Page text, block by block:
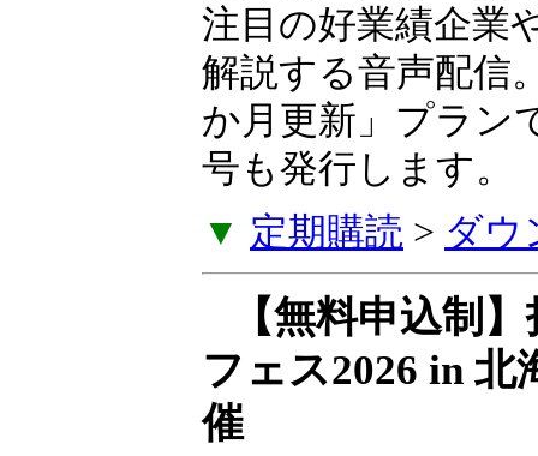
な語り口とわかり
柄分析に定評のあ
生氏が、いま注目
などを毎月解説す
に発売。「6か月
に特別レター号も
定期購読>ダウ
【無料申込制